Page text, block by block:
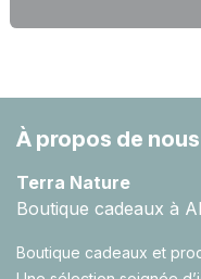
À propos de nous
Terra Nature
Boutique cadeaux à
Boutique cadeaux et